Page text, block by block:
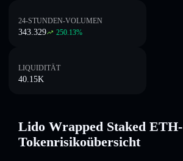
24-STUNDEN-VOLUMEN
343.329 250.13%
LIQUIDITÄT
40.15K
Lido Wrapped Staked ETH-
Tokenrisikoübersicht